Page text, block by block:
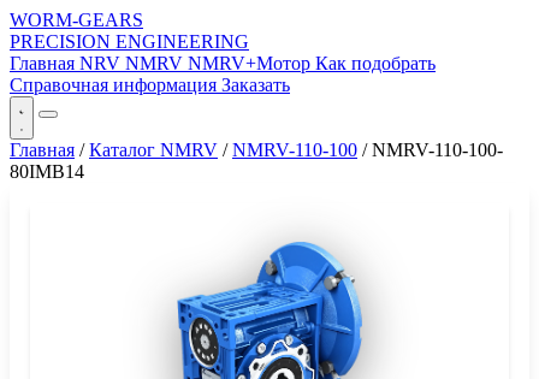
WORM-GEARS
PRECISION ENGINEERING
Главная NRV NMRV NMRV+Мотор Как подобрать
Справочная информация Заказать
Главная / Каталог NMRV / NMRV-110-100 / NMRV-110-100-
80IMB14